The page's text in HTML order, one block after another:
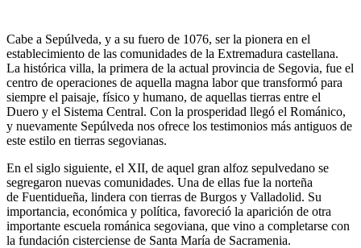
Cabe a Sepúlveda, y a su fuero de 1076, ser la pionera en el
establecimiento de las comunidades de la Extremadura castellana.
La histórica villa, la primera de la actual provincia de Segovia, fue el
centro de operaciones de aquella magna labor que transformó para
siempre el paisaje, físico y humano, de aquellas tierras entre el
Duero y el Sistema Central. Con la prosperidad llegó el Románico,
y nuevamente Sepúlveda nos ofrece los testimonios más antiguos de
este estilo en tierras segovianas.
En el siglo siguiente, el XII, de aquel gran alfoz sepulvedano se
segregaron nuevas comunidades. Una de ellas fue la norteña
de Fuentidueña, lindera con tierras de Burgos y Valladolid. Su
importancia, económica y política, favoreció la aparición de otra
importante escuela románica segoviana, que vino a completarse con
la fundación cisterciense de Santa María de Sacramenia.